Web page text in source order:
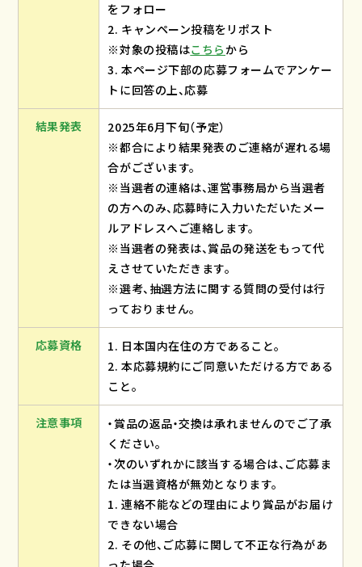
をフォロー
2. キャンペーン投稿をリポスト
※対象の投稿はこちらから
3. 本ページ下部の応募フォームでアンケー
トに回答の上、応募
結果発表
2025年6月下旬（予定）
※都合により結果発表のご連絡が遅れる場
合がございます。
※当選者の連絡は、運営事務局から当選者
の方へのみ、応募時に入力いただいたメー
ルアドレスへご連絡します。
※当選者の発表は、賞品の発送をもって代
えさせていただきます。
※選考、抽選方法に関する質問の受付は行
っておりません。
応募資格
1. 日本国内在住の方であること。
2. 本応募規約にご同意いただける方である
こと。
注意事項
・賞品の返品・交換は承れませんのでご了承
ください。
・次のいずれかに該当する場合は、ご応募ま
たは当選資格が無効となります。
1. 連絡不能などの理由により賞品がお届け
できない場合
2. その他、ご応募に関して不正な行為があ